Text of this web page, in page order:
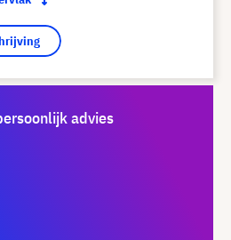
advies